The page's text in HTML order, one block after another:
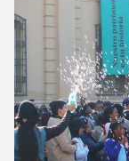
Artes